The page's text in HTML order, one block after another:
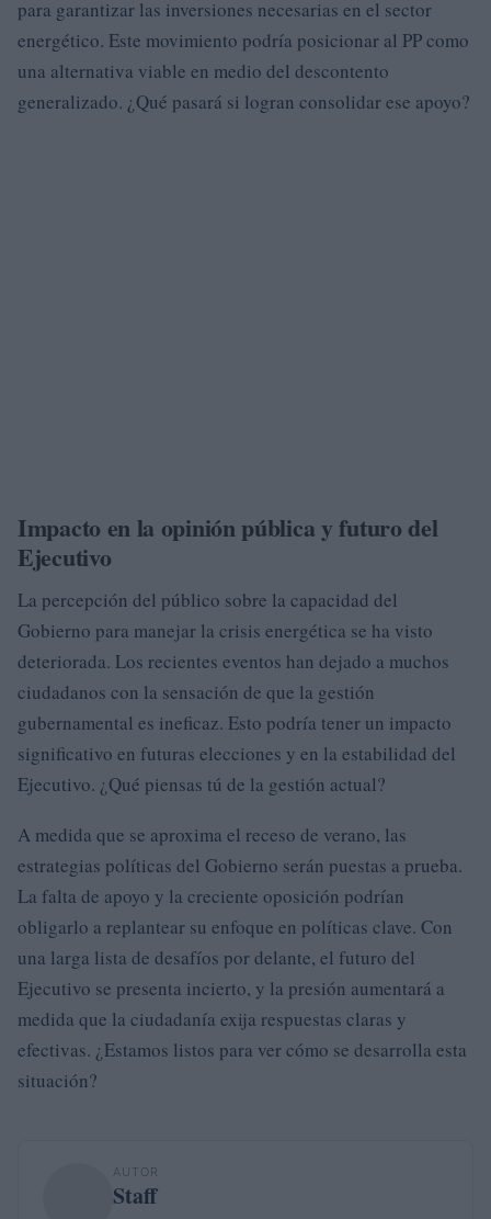
para garantizar las inversiones necesarias en el sector
energético. Este movimiento podría posicionar al PP como
una alternativa viable en medio del descontento
generalizado. ¿Qué pasará si logran consolidar ese apoyo?
Impacto en la opinión pública y futuro del
Ejecutivo
La percepción del público sobre la capacidad del
Gobierno para manejar la crisis energética se ha visto
deteriorada. Los recientes eventos han dejado a muchos
ciudadanos con la sensación de que la gestión
gubernamental es ineficaz. Esto podría tener un impacto
significativo en futuras elecciones y en la estabilidad del
Ejecutivo. ¿Qué piensas tú de la gestión actual?
A medida que se aproxima el receso de verano, las
estrategias políticas del Gobierno serán puestas a prueba.
La falta de apoyo y la creciente oposición podrían
obligarlo a replantear su enfoque en políticas clave. Con
una larga lista de desafíos por delante, el futuro del
Ejecutivo se presenta incierto, y la presión aumentará a
medida que la ciudadanía exija respuestas claras y
efectivas. ¿Estamos listos para ver cómo se desarrolla esta
situación?
AUTOR
Staff